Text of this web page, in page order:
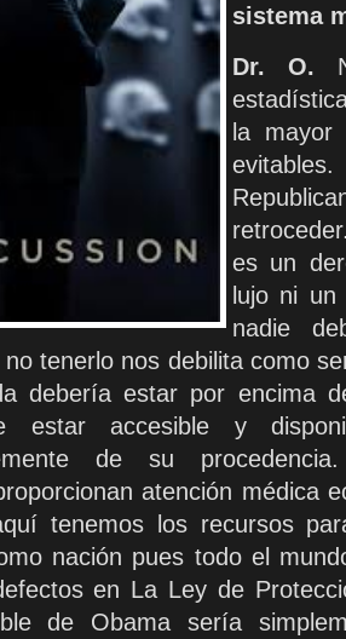
sistema
Dr. O.
la mayor
es un
lujo ni un
nadie
tenerlo nos debilita como
debería estar por encima
estar accesible y
de su
atención médica
tenemos los recursos
nación pues todo el
en La Ley de
de Obama sería